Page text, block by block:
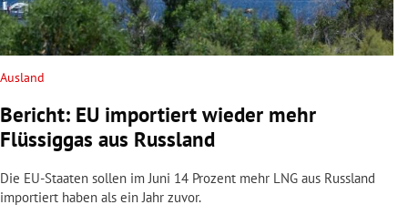
Ausland
Bericht: EU importiert wieder mehr
Flüssiggas aus Russland
Die EU-Staaten sollen im Juni 14 Prozent mehr LNG aus Russland
importiert haben als ein Jahr zuvor.